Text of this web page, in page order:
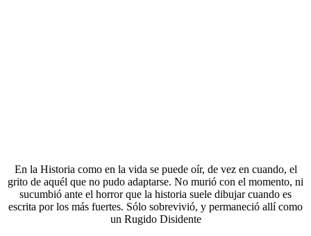
En la Historia como en la vida se puede oír, de vez en cuando, el
grito de aquél que no pudo adaptarse. No murió con el momento, ni
sucumbió ante el horror que la historia suele dibujar cuando es
escrita por los más fuertes. Sólo sobrevivió, y permaneció allí como
un Rugido Disidente